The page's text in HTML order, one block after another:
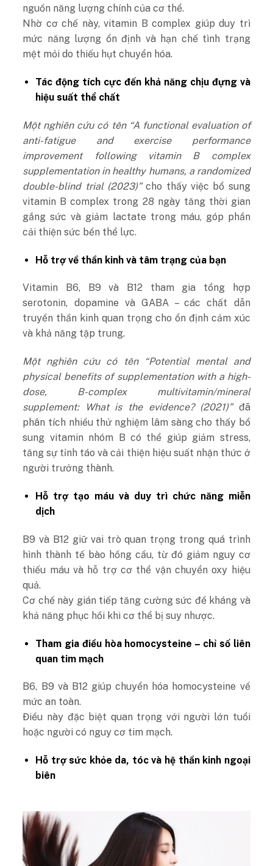
nguồn năng lượng chính của cơ thể.
Nhờ cơ chế này, vitamin B complex giúp duy trì
mức năng lượng ổn định và hạn chế tình trạng
mệt mỏi do thiếu hụt chuyển hóa.
Tác động tích cực đến khả năng chịu đựng và
hiệu suất thể chất
Một nghiên cứu có tên “A functional evaluation of
anti-fatigue and exercise performance
improvement following vitamin B complex
supplementation in healthy humans, a randomized
double-blind trial (2023)”cho thấy việc bổ sung
vitamin B complex trong 28 ngày tăng thời gian
gắng sức và giảm lactate trong máu, góp phần
cải thiện sức bền thể lực.
Hỗ trợ về thần kinh và tâm trạng của bạn
Vitamin B6, B9 và B12 tham gia tổng hợp
serotonin, dopamine và GABA – các chất dẫn
truyền thần kinh quan trọng cho ổn định cảm xúc
và khả năng tập trung.
Một nghiên cứu có tên “Potential mental and
physical benefits of supplementation with a high-
dose, B-complex multivitamin/mineral
supplement: What is the evidence? (2021)”đã
phân tích nhiều thử nghiệm lâm sàng cho thấy bổ
sung vitamin nhóm B có thể giúp giảm stress,
tăng sự tỉnh táo và cải thiện hiệu suất nhận thức ở
người trưởng thành.
Hỗ trợ tạo máu và duy trì chức năng miễn
dịch
B9 và B12 giữ vai trò quan trọng trong quá trình
hình thành tế bào hồng cầu, từ đó giảm nguy cơ
thiếu máu và hỗ trợ cơ thể vận chuyển oxy hiệu
quả.
Cơ chế này gián tiếp tăng cường sức đề kháng và
khả năng phục hồi khi cơ thể bị suy nhược.
Tham gia điều hòa homocysteine – chỉ số liên
quan tim mạch
B6, B9 và B12 giúp chuyển hóa homocysteine về
mức an toàn.
Điều này đặc biệt quan trọng với người lớn tuổi
hoặc người có nguy cơ tim mạch.
Hỗ trợ sức khỏe da, tóc và hệ thần kinh ngoại
biên